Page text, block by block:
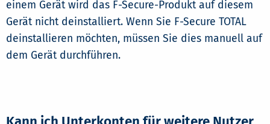
einem Gerät wird das F-Secure-Produkt auf diesem
Gerät nicht deinstalliert. Wenn Sie F-Secure TOTAL
deinstallieren möchten, müssen Sie dies manuell auf
dem Gerät durchführen.